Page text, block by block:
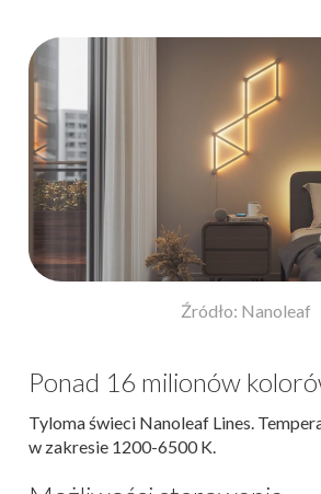
Źródło: Nanoleaf
Ponad 16 milionów
Tyloma świeci Nanoleaf Lines.
w zakresie 1200-6500 K.